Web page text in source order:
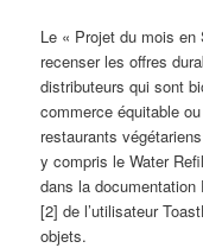
Le « Projet du mois en
recenser les offres
distributeurs qui sont
commerce équitable
restaurants
y compris le Water
dans la
[2] de l’utilisateur
objets.